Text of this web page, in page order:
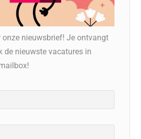
nieuwsbrief! Je ontvangt
de nieuwste vacatures in